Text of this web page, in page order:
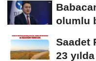
olumlu
Saadet
23